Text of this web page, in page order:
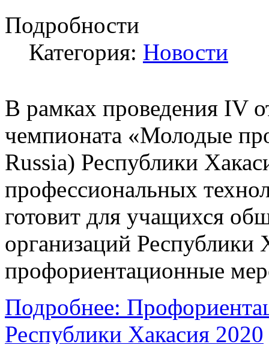
Подробности
Категория: Новости
В рамках проведения IV
чемпионата «Молодые
Russia) Республики
профессиональных
готовит для учащихся
организаций Республики
профориентационные
Подробнее:
Республики Хакасия 2020